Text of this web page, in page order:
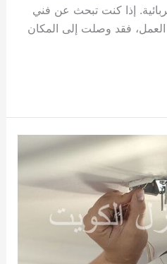
إذا كنت تبحث عن فني
فقد وصلت إلى المكان